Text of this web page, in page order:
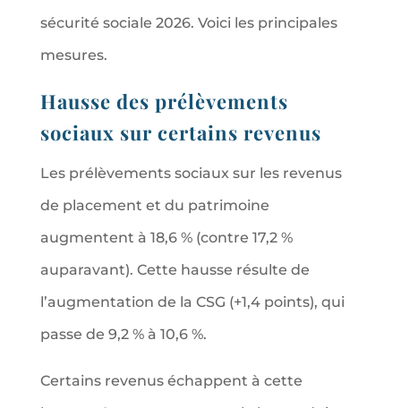
sécurité sociale 2026. Voici les principales
mesures.
Hausse des prélèvements
sociaux sur certains revenus
Les prélèvements sociaux sur les revenus
de placement et du patrimoine
augmentent à 18,6 % (contre 17,2 %
auparavant). Cette hausse résulte de
l’augmentation de la CSG (+1,4 points), qui
passe de 9,2 % à 10,6 %.
Certains revenus échappent à cette